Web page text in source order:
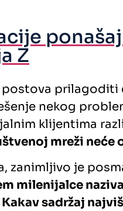
Z
nekog
klijentima
mreži
zanimljivo je
milenijalce
Kakav sadržaj